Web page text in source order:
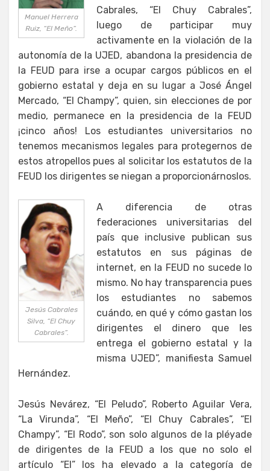
Manuel Herrera
Ruiz, “El Meño”.
Cabrales, “El Chuy Cabrales”,
luego de participar muy
activamente en la violación de la
autonomía de la UJED, abandona la presidencia de
la FEUD para irse a ocupar cargos públicos en el
gobierno estatal y deja en su lugar a José Ángel
Mercado, “El Champy”, quien, sin elecciones de por
medio, permanece en la presidencia de la FEUD
¡cinco años! Los estudiantes universitarios no
tenemos mecanismos legales para protegernos de
estos atropellos pues al solicitar los estatutos de la
FEUD los dirigentes se niegan a proporcionárnoslos.
Jesús Cabrales
Silva, “El Chuy
Cabrales”.
A diferencia de otras
federaciones universitarias del
país que inclusive publican sus
estatutos en sus páginas de
internet, en la FEUD no sucede lo
mismo. No hay transparencia pues
los estudiantes no sabemos
cuándo, en qué y cómo gastan los
dirigentes el dinero que les
entrega el gobierno estatal y la
misma UJED”, manifiesta Samuel
Hernández.
Jesús Nevárez, “El Peludo”, Roberto Aguilar Vera,
“La Virunda”, “El Meño”, “El Chuy Cabrales”, “El
Champy”, “El Rodo”, son solo algunos de la pléyade
de dirigentes de la FEUD a los que no solo el
artículo “El” los ha elevado a la categoría de